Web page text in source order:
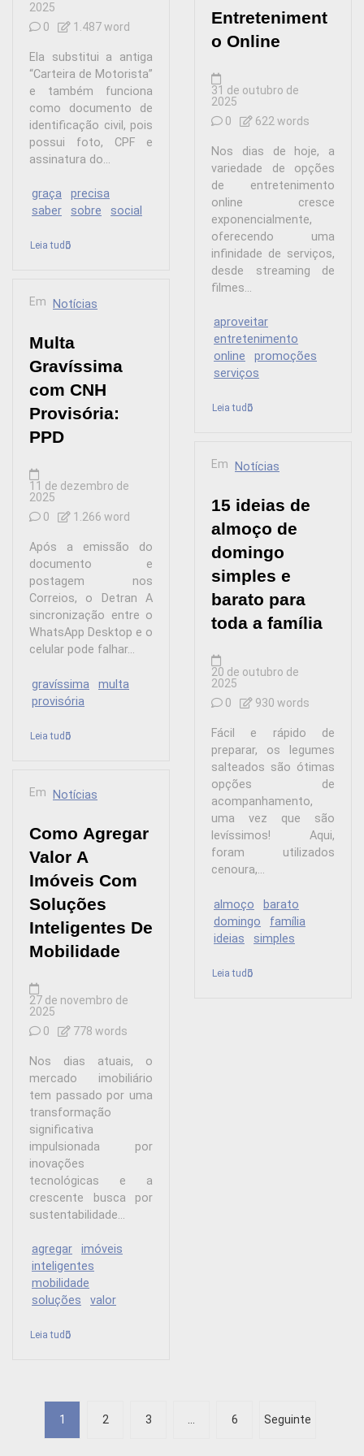
2025
0
1.487 word
Ela substitui a antiga
“Carteira de Motorista”
e também funciona
como documento de
identificação civil, pois
possui foto, CPF e
assinatura do...
graça
precisa
saber
sobre social
Leia tudo
Em Notícias
Multa
Gravíssima
com CNH
Provisória:
PPD
11 de dezembro de
2025
0
1.266 word
Após a emissão do
documento e
postagem nos
Correios, o Detran A
sincronização entre o
WhatsApp Desktop e o
celular pode falhar...
gravíssima
multa
provisória
Leia tudo
Em Notícias
Como Agregar
Valor A
Imóveis Com
Soluções
Inteligentes De
Mobilidade
27 de novembro de
2025
0
778 words
Nos dias atuais, o
mercado imobiliário
tem passado por uma
transformação
significativa
impulsionada por
inovações
tecnológicas e a
crescente busca por
sustentabilidade...
agregar
imóveis
inteligentes
mobilidade
soluções
valor
Leia tudo
Entreteniment
o Online
31 de outubro de
2025
0
622 words
Nos dias de hoje, a
variedade de opções
de entretenimento
online cresce
exponencialmente,
oferecendo uma
infinidade de serviços,
desde streaming de
filmes...
aproveitar
entretenimento
online
promoções
serviços
Leia tudo
Em Notícias
15 ideias de
almoço de
domingo
simples e
barato para
toda a família
20 de outubro de
2025
0
930 words
Fácil e rápido de
preparar, os legumes
salteados são ótimas
opções de
acompanhamento,
uma vez que são
levíssimos! Aqui,
foram utilizados
cenoura,...
almoço
barato
domingo
família
ideias
simples
Leia tudo
1 2 3 … 6 Seguinte